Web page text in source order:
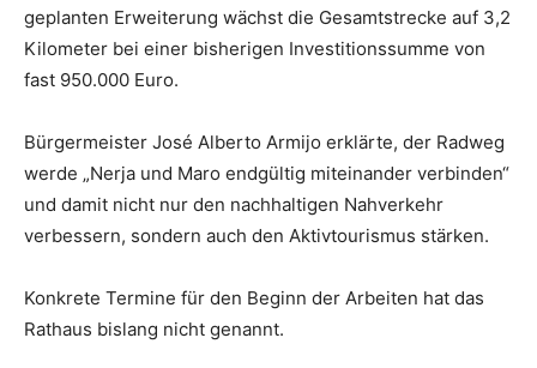
geplanten Erweiterung wächst die Gesamtstrecke auf 3,2
Kilometer bei einer bisherigen Investitionssumme von
fast 950.000 Euro.
Bürgermeister José Alberto Armijo erklärte, der Radweg
werde „Nerja und Maro endgültig miteinander verbinden“
und damit nicht nur den nachhaltigen Nahverkehr
verbessern, sondern auch den Aktivtourismus stärken.
Konkrete Termine für den Beginn der Arbeiten hat das
Rathaus bislang nicht genannt.